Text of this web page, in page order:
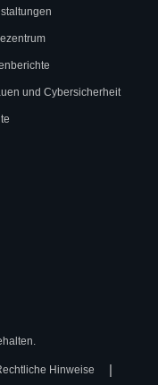
und Cybersicherheit
Hinweise |